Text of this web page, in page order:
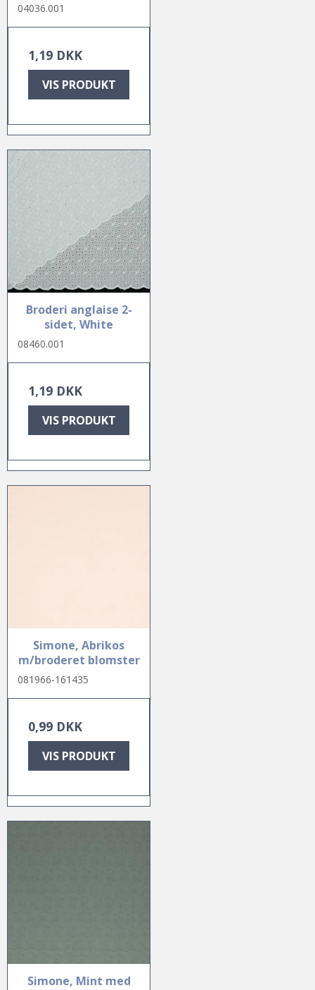
04036.001
1,19 DKK
VIS PRODUKT
Broderi anglaise 2-
sidet, White
08460.001
1,19 DKK
VIS PRODUKT
Simone, Abrikos
m/broderet blomster
081966-161435
0,99 DKK
VIS PRODUKT
Simone, Mint med